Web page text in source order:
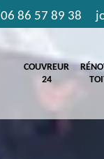
06 86 57 89 38
COUVREUR
24